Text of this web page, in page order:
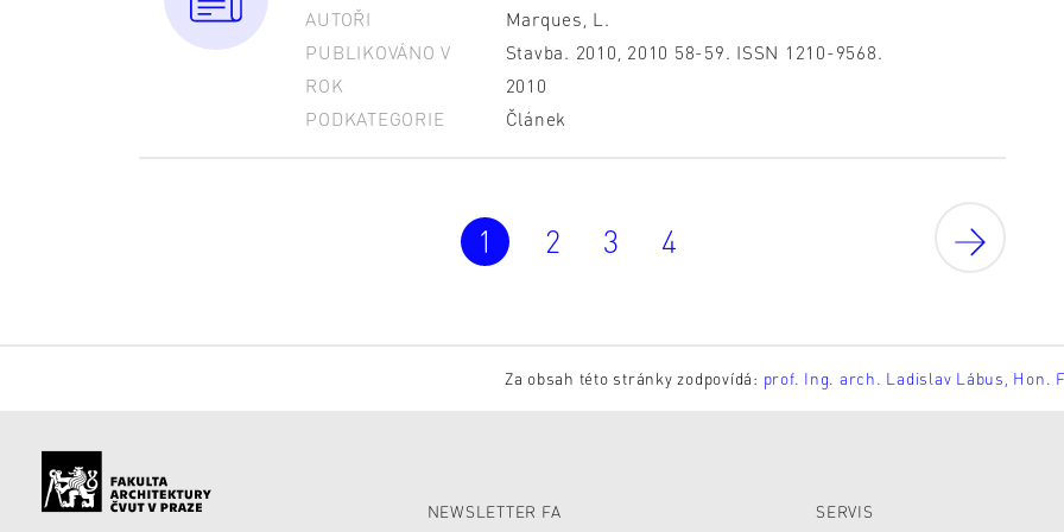
AUTOŘI
Marques, L.
PUBLIKOVÁNO V
Stavba. 2010, 2010 58-59. ISSN 1210-9568.
ROK
2010
PODKATEGORIE
Článek
1 2 3 4
Za obsah této stránky zodpovídá: prof. Ing. arch. Ladislav Lábus, Hon.
NEWSLETTER FA SERVIS